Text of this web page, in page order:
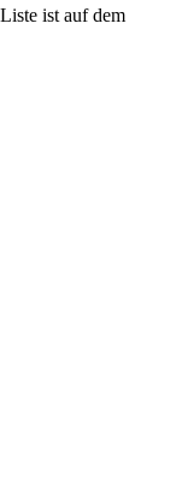
ist auf dem